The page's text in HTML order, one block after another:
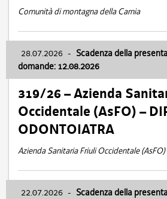
Comunità di montagna della Carnia
28.07.2026 - Scadenza della
domande: 12.08.2026
319/26 – Azienda
Occidentale (AsFO) –
ODONTOIATRA
Azienda Sanitaria Friuli Occidentale (AsFO)
22.07.2026 - Scadenza della